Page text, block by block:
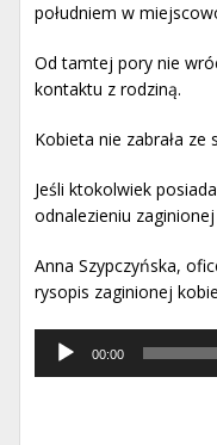
południem w
Od tamtej pory nie
kontaktu z rodziną.
Kobieta nie zabrała
Jeśli ktokolwiek
odnalezieniu
Anna Szypczyńska,
rysopis zaginionej
Odtwarzacz
muzyki
00:00